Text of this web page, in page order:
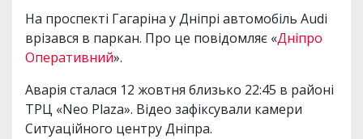
На проспекті Гагаріна у Дніпрі автомобіль Audi
врізався в паркан. Про це повідомляє «Дніпро
Оперативний».
Аварія сталася 12 жовтня близько 22:45 в районі
ТРЦ «Neo Plaza». Відео зафіксували камери
Ситуаційного центру Дніпра.